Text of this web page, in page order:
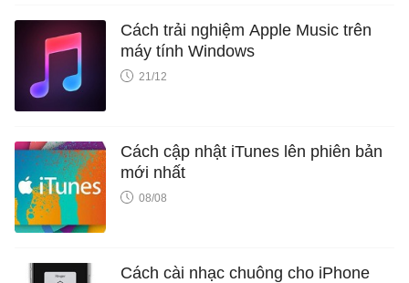
Cách trải nghiệm Apple Music trên
máy tính Windows
21/12
Cách cập nhật iTunes lên phiên bản
mới nhất
08/08
Cách cài nhạc chuông cho iPhone